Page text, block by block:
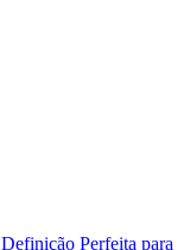
Perfeita para